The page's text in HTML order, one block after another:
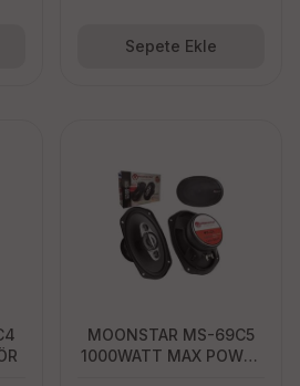
Sepete Ekle
MOONSTAR MS-69C5
1000WATT MAX POWER